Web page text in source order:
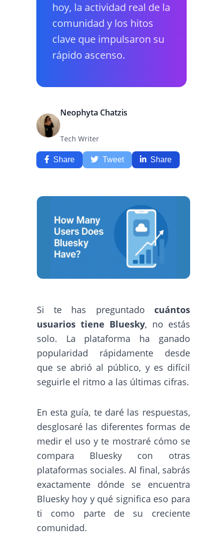
hoy, la actividad real de la
comunidad y los hitos
clave que impulsaron su
rápido ascenso.
Neophyta Chatzis
Tech Writer
Share Tweet Share
Si te has preguntado cuántos
usuarios tiene Bluesky, no estás
solo. La plataforma ha ganado
popularidad rápidamente desde
que se abrió al público, y es difícil
seguirle el ritmo a las últimas cifras.
En esta guía, te daré las respuestas,
desglosaré las diferentes formas de
medir el uso y te mostraré cómo se
compara Bluesky con otras
plataformas sociales. Al final, sabrás
exactamente dónde se encuentra
Bluesky hoy y qué significa eso para
ti como parte de su creciente
comunidad.